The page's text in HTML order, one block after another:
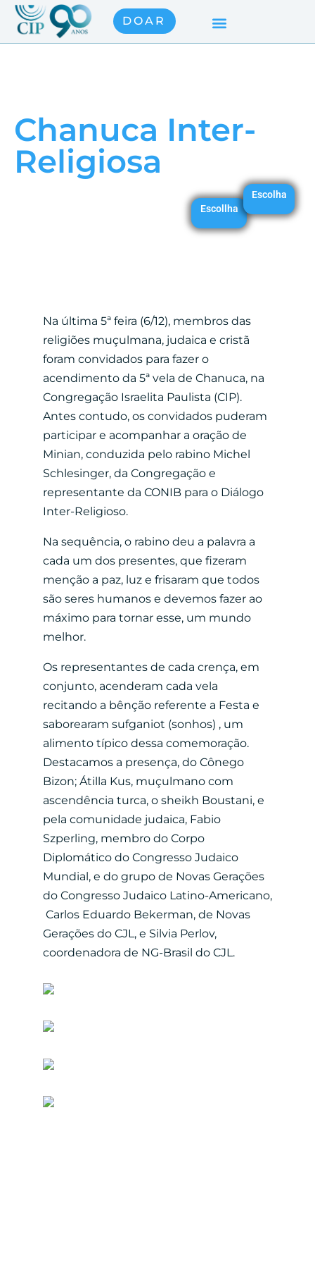
DOAR
Chanuca Inter-
Religiosa
Escollha
Escolha
Na última 5ª feira (6/12), membros das
religiões muçulmana, judaica e cristã
foram convidados para fazer o
acendimento da 5ª vela de Chanuca, na
Congregação Israelita Paulista (CIP).
Antes contudo, os convidados puderam
participar e acompanhar a oração de
Minian, conduzida pelo rabino Michel
Schlesinger, da Congregação e
representante da CONIB para o Diálogo
Inter-Religioso.
Na sequência, o rabino deu a palavra a
cada um dos presentes, que fizeram
menção a paz, luz e frisaram que todos
são seres humanos e devemos fazer ao
máximo para tornar esse, um mundo
melhor.
Os representantes de cada crença, em
conjunto, acenderam cada vela
recitando a bênção referente a Festa e
saborearam sufganiot (sonhos) , um
alimento típico dessa comemoração.
Destacamos a presença, do Cônego
Bizon; Átilla Kus, muçulmano com
ascendência turca, o sheikh Boustani, e
pela comunidade judaica, Fabio
Szperling, membro do Corpo
Diplomático do Congresso Judaico
Mundial, e do grupo de Novas Gerações
do Congresso Judaico Latino-Americano,
Carlos Eduardo Bekerman, de Novas
Gerações do CJL, e Silvia Perlov,
coordenadora de NG-Brasil do CJL.